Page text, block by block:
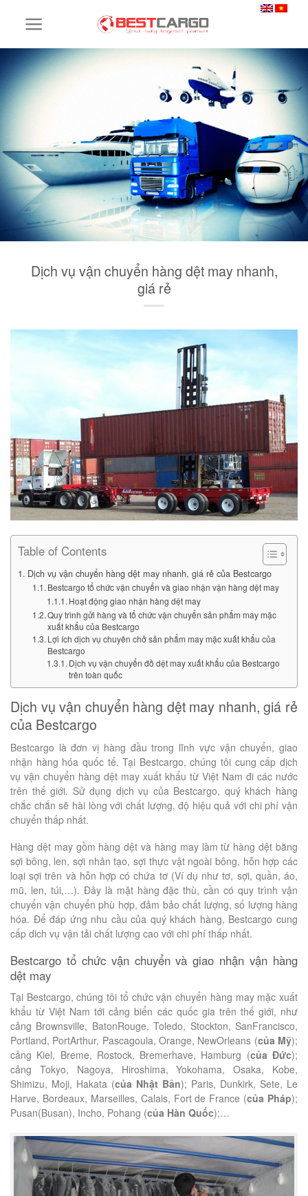
Dịch vụ vận chuyển hàng dệt may nhanh,
giá rẻ
Table of Contents
Dịch vụ vận chuyển hàng dệt may nhanh, giá rẻ của Bestcargo
Bestcargo tổ chức vận chuyển và giao nhận vận hàng dệt may
Hoạt động giao nhận hàng dệt may
Quy trình gửi hàng và tổ chức vận chuyển sản phẩm may mặc
xuất khẩu của Bestcargo
Lợi ích dịch vụ chuyên chở sản phẩm may mặc xuất khẩu của
Bestcargo
Dịch vụ vận chuyển đồ dệt may xuất khẩu của Bestcargo
trên toàn quốc
Dịch vụ vận chuyển hàng dệt may nhanh, giá rẻ
của Bestcargo
Bestcargo là đơn vị hàng đầu trong lĩnh vực vận chuyển, giao
nhận hàng hóa quốc tế. Tại Bestcargo, chúng tôi cung cấp dịch
vụ vận chuyển hàng dệt may xuất khẩu từ Việt Nam đi các nước
trên thế giới. Sử dụng dịch vụ của Bestcargo, quý khách hàng
chắc chắn sẽ hài lòng với chất lượng, độ hiệu quả với chi phí vận
chuyển thấp nhất.
Hàng dệt may gồm hàng dệt và hàng may làm từ hàng dệt bằng
sợi bông, len, sợi nhân tạo, sợi thực vật ngoài bông, hỗn hợp các
loại sợi trên và hỗn hợp có chứa tơ (Ví dụ như tơ, sợi, quần, áo,
mũ, len, túi,…). Đây là mặt hàng đặc thù, cần có quy trình vận
chuyển vận chuyển phù hợp, đảm bảo chất lượng, số lượng hàng
hóa. Để đáp ứng nhu cầu của quý khách hàng, Bestcargo cung
cấp dich vụ vận tải chất lượng cao với chi phí thấp nhất.
Bestcargo tổ chức vận chuyển và giao nhận vận hàng
dệt may
Tại Bestcargo, chúng tôi tổ chức vận chuyển hàng may mặc xuất
khẩu từ Việt Nam tới cảng biển các quốc gia trên thế giới, như
cảng Brownsville, BatonRouge, Toledo, Stockton, SanFrancisco,
Portland, PortArthur, Pascagoula, Orange, NewOrleans (của Mỹ);
cảng Kiel, Breme, Rostock, Bremerhave, Hamburg (của Đức);
cảng Tokyo, Nagoya, Hiroshima, Yokohama, Osaka, Kobe,
Shimizu, Moji, Hakata (của Nhật Bản); Paris, Dunkirk, Sete, Le
Harve, Bordeaux, Marseilles, Calais, Fort de France (của Pháp);
Pusan(Busan), Incho, Pohang (của Hàn Quốc);…